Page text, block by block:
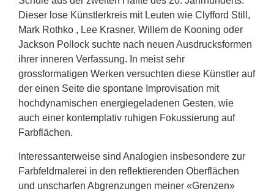
Dieser lose Künstlerkreis mit Leuten wie Clyfford Still,
Mark Rothko , Lee Krasner, Willem de Kooning oder
Jackson Pollock suchte nach neuen Ausdrucksformen
ihrer inneren Verfassung. In meist sehr
grossformatigen Werken versuchten diese Künstler auf
der einen Seite die spontane Improvisation mit
hochdynamischen energiegeladenen Gesten, wie
auch einer kontemplativ ruhigen Fokussierung auf
Farbflächen.
Interessanterweise sind Analogien insbesondere zur
Farbfeldmalerei in den reflektierenden Oberflächen
und unscharfen Abgrenzungen meiner «Grenzen»